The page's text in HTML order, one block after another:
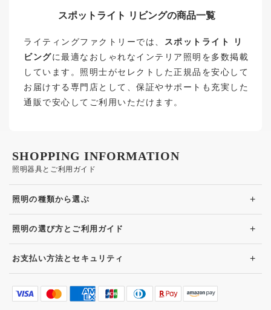
スポットライト リビングの商品一覧
ライティングファクトリーでは、
スポットライト リ
ビングに最適なおしゃれなインテリア照明を多数掲載
しています。照明士がセレクトした正規品を安心して
お届けする専門店として、保証やサポートも充実した
通販で安心してご利用いただけます。
照明器具とご利用ガイド
SHOPPING INFORMATION
照明の種類から選ぶ +
照明の選び方とご利用ガイド +
お支払い方法とセキュリティ +